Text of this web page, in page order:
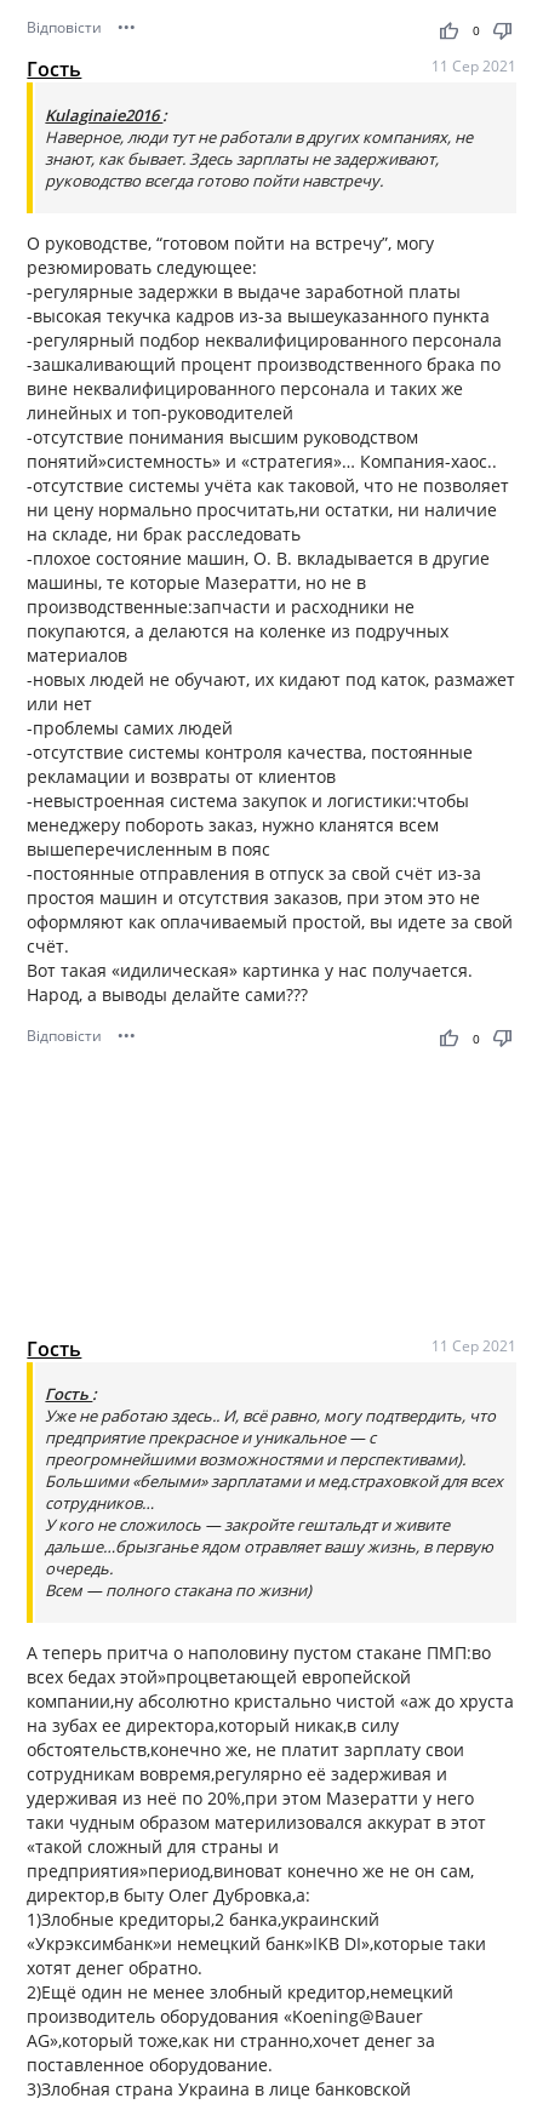
Відповісти ••• thumb_up thumb_down
0
Гость 11 Сер 2021
Kulaginaie2016:
Наверное, люди тут не работали в других компаниях, не
знают, как бывает. Здесь зарплаты не задерживают,
руководство всегда готово пойти навстречу.
О руководстве, “готовом пойти на встречу”, могу
резюмировать следующее:
-регулярные задержки в выдаче заработной платы
-высокая текучка кадров из-за вышеуказанного пункта
-регулярный подбор неквалифицированного персонала
-зашкаливающий процент производственного брака по
вине неквалифицированного персонала и таких же
линейных и топ-руководителей
-отсутствие понимания высшим руководством
понятий»системность» и «стратегия»… Компания-хаос..
-отсутствие системы учёта как таковой, что не позволяет
ни цену нормально просчитать,ни остатки, ни наличие
на складе, ни брак расследовать
-плохое состояние машин, О. В. вкладывается в другие
машины, те которые Мазератти, но не в
производственные:запчасти и расходники не
покупаются, а делаются на коленке из подручных
материалов
-новых людей не обучают, их кидают под каток, размажет
или нет
-проблемы самих людей
-отсутствие системы контроля качества, постоянные
рекламации и возвраты от клиентов
-невыстроенная система закупок и логистики:чтобы
менеджеру побороть заказ, нужно кланятся всем
вышеперечисленным в пояс
-постоянные отправления в отпуск за свой счёт из-за
простоя машин и отсутствия заказов, при этом это не
оформляют как оплачиваемый простой, вы идете за свой
счёт.
Вот такая «идилическая» картинка у нас получается.
Народ, а выводы делайте сами???
Відповісти ••• thumb_up thumb_down
0
Гость 11 Сер 2021
Гость :
Уже не работаю здесь.. И, всё равно, могу подтвердить, что
предприятие прекрасное и уникальное — с
преогромнейшими возможностями и перспективами).
Большими «белыми» зарплатами и мед.страховкой для всех
сотрудников…
У кого не сложилось — закройте гештальдт и живите
дальше…брызганье ядом отравляет вашу жизнь, в первую
очередь.
Всем — полного стакана по жизни)
А теперь притча о наполовину пустом стакане ПМП:во
всех бедах этой»процветающей европейской
компании,ну абсолютно кристально чистой «аж до хруста
на зубах ее директора,который никак,в силу
обстоятельств,конечно же, не платит зарплату свои
сотрудникам вовремя,регулярно её задерживая и
удерживая из неё по 20%,при этом Мазератти у него
таки чудным образом материлизовался аккурат в этот
«такой сложный для страны и
предприятия»период,виноват конечно же не он сам,
директор,в быту Олег Дубровка,а:
1)Злобные кредиторы,2 банка,украинский
«Укрэксимбанк»и немецкий банк»IKB DI»,которые таки
хотят денег обратно.
2)Ещё один не менее злобный кредитор,немецкий
производитель оборудования «Koening@Bauer
AG»,который тоже,как ни странно,хочет денег за
поставленное оборудование.
3)Злобная страна Украина в лице банковской